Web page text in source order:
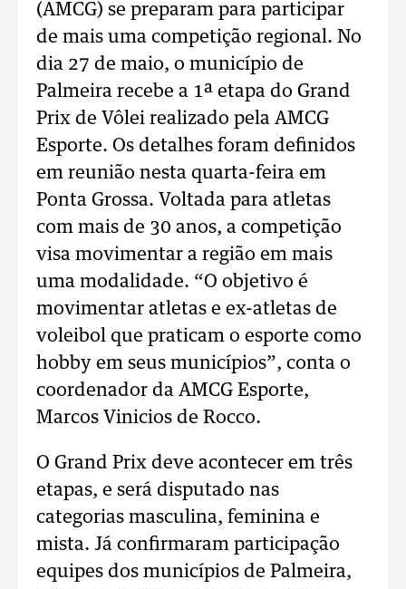
(AMCG) se preparam para participar
de mais uma competição regional. No
dia 27 de maio, o município de
Palmeira recebe a 1ª etapa do Grand
Prix de Vôlei realizado pela AMCG
Esporte. Os detalhes foram definidos
em reunião nesta quarta-feira em
Ponta Grossa. Voltada para atletas
com mais de 30 anos, a competição
visa movimentar a região em mais
uma modalidade. “O objetivo é
movimentar atletas e ex-atletas de
voleibol que praticam o esporte como
hobby em seus municípios”, conta o
coordenador da AMCG Esporte,
Marcos Vinicios de Rocco.
O Grand Prix deve acontecer em três
etapas, e será disputado nas
categorias masculina, feminina e
mista. Já confirmaram participação
equipes dos municípios de Palmeira,